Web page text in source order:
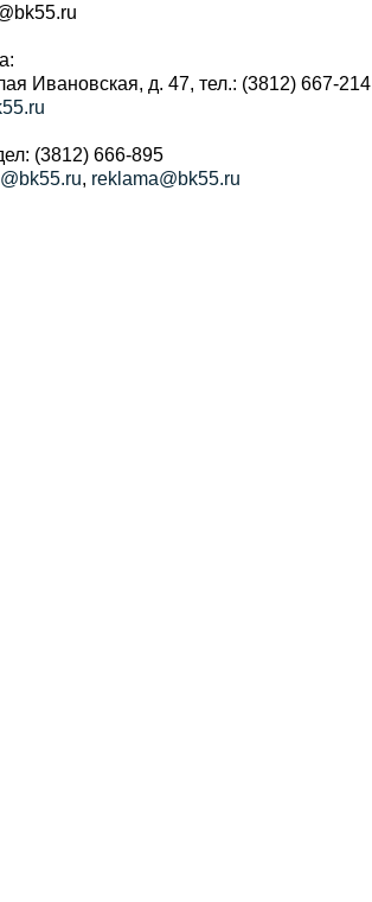
Ивановская, д. 47, тел.: (3812) 667-214
(3812) 666-895
, reklama@bk55.ru